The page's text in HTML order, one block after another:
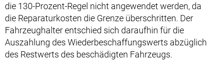
die 130-Prozent-Regel nicht angewendet werden, da
die Reparaturkosten die Grenze überschritten. Der
Fahrzeughalter entschied sich daraufhin für die
Auszahlung des Wiederbeschaffungswerts abzüglich
des Restwerts des beschädigten Fahrzeugs.